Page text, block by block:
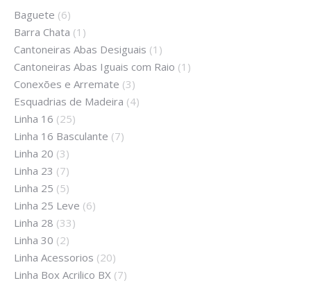
Baguete (6)
Barra Chata (1)
Cantoneiras Abas Desiguais (1)
Cantoneiras Abas Iguais com Raio (1)
Conexões e Arremate (3)
Esquadrias de Madeira (4)
Linha 16 (25)
Linha 16 Basculante (7)
Linha 20 (3)
Linha 23 (7)
Linha 25 (5)
Linha 25 Leve (6)
Linha 28 (33)
Linha 30 (2)
Linha Acessorios (20)
Linha Box Acrilico BX (7)